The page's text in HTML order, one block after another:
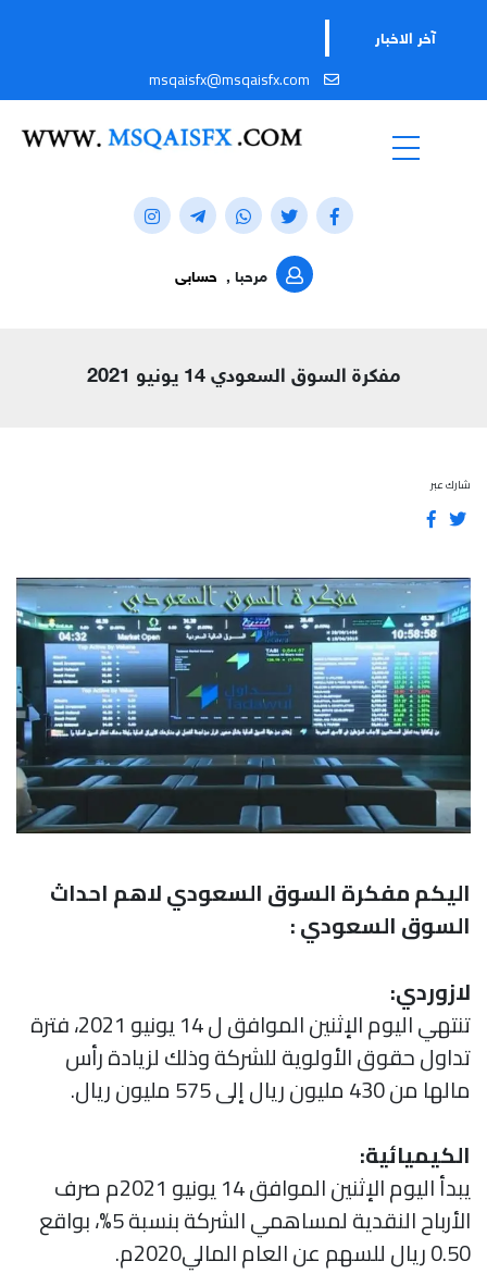
آخر الاخبار
msqaisfx@msqaisfx.com
مرحبا , حسابى
مفكرة السوق السعودي 14 يونيو 2021
شارك عبر
اليكم مفكرة السوق السعودي لاهم احداث
السوق السعودي :
لازوردي:
تنتهي اليوم الإثنين الموافق ل 14 يونيو 2021، فترة
تداول حقوق الأولوية للشركة وذلك لزيادة رأس
مالها من 430 مليون ريال إلى 575 مليون ريال.
الكيميائية:
يبدأ اليوم الإثنين الموافق 14 يونيو 2021م صرف
الأرباح النقدية لمساهمي الشركة بنسبة 5%، بواقع
0.50 ريال للسهم عن العام المالي2020م.